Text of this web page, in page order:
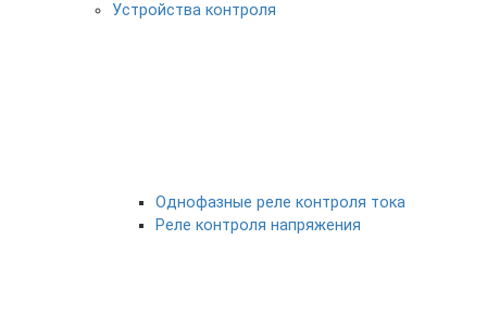
Устройства контроля
Однофазные реле контроля тока
Реле контроля напряжения